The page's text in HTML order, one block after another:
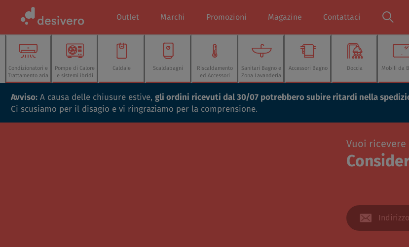
Outlet Marchi Promozioni Magazine Contattaci
Condizionatori e
Trattamento aria
Pompe di Calore
e sistemi ibridi
Caldaie Scaldabagni
Riscaldamento
ed Accessori
Sanitari Bagno e
Zona Lavanderia
Accessori Bagno Doccia Mobili da
Avviso: A causa delle chiusure estive, gli ordini ricevuti dal 30/07 potrebbero subire ritardi nella
Ci scusiamo per il disagio e vi ringraziamo per la comprensione.
Vuoi